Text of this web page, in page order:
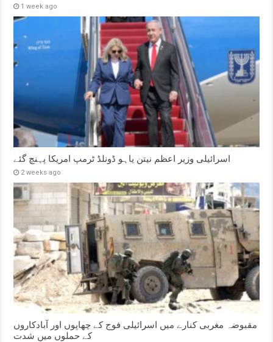
1 week ago
اسرائیلی وزیر اعظم نیتن یاہو ڈونلڈ ٹرمپ امریکا پہنچ گئے
2 weeks ago
مقبوضہ مغربی کنارے میں اسرائیلی فوج کے چھاپوں اور آبادکاروں
کے حملوں میں شدت